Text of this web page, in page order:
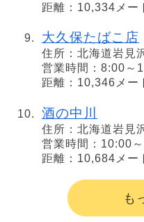
距離：10,334メー
大久保たばこ店
住所：北海道岩見
営業時間：8:00～
距離：10,346メー
酒の中川
住所：北海道岩見
営業時間：10:00
距離：10,684メー
も